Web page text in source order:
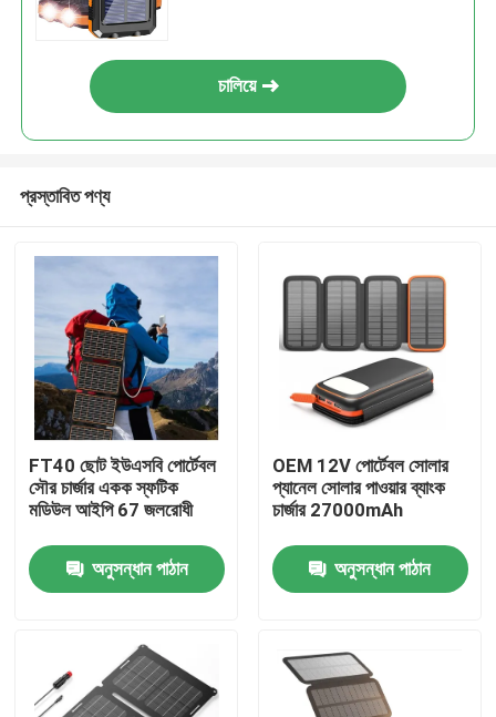
পণ্য
চালিয়ে
প্রস্তাবিত পণ্য
FT40 ছোট ইউএসবি পোর্টেবল
সৌর চার্জার একক স্ফটিক
মডিউল আইপি 67 জলরোধী
অনুসন্ধান পাঠান
OEM 12V পোর্টেবল সোলার
প্যানেল সোলার পাওয়ার ব্যাংক
চার্জার 27000mAh
অনুসন্ধান পাঠান